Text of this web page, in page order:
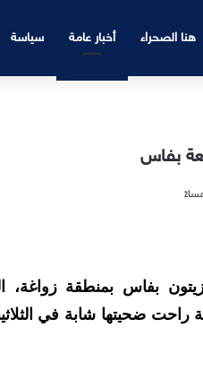
هنا الصحراء أخبار عامة سياسة
بفاس
راحت ضحيتها شابة في